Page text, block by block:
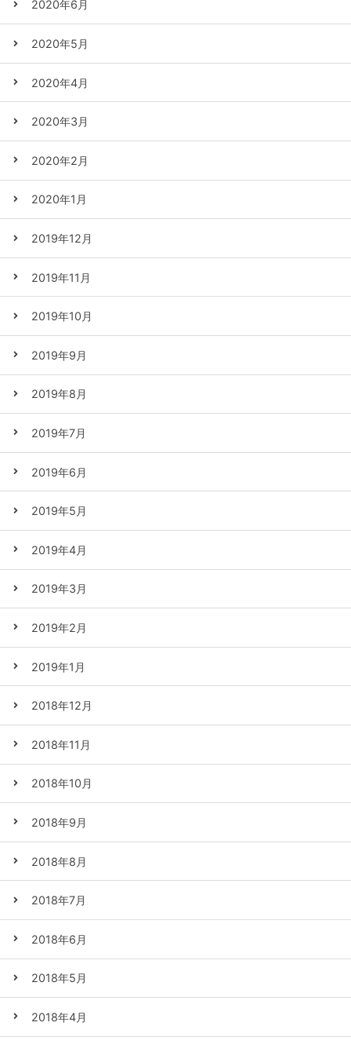
2020年6月
2020年5月
2020年4月
2020年3月
2020年2月
2020年1月
2019年12月
2019年11月
2019年10月
2019年9月
2019年8月
2019年7月
2019年6月
2019年5月
2019年4月
2019年3月
2019年2月
2019年1月
2018年12月
2018年11月
2018年10月
2018年9月
2018年8月
2018年7月
2018年6月
2018年5月
2018年4月